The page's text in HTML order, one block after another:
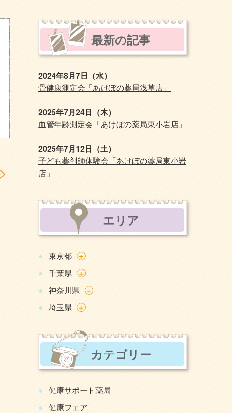
最新の記事
2024年8月7日（水）
骨健康測定会「あけぼの薬局浅草店」
2025年7月24日（木）
血管年齢測定会「あけぼの薬局東小岩店」
2025年7月12日（土）
子ども薬剤師体験会「あけぼの薬局東小岩
店」
エリア
東京都
+
千葉県
+
神奈川県
+
埼玉県
+
カテゴリー
健康サポート薬局
健康フェア